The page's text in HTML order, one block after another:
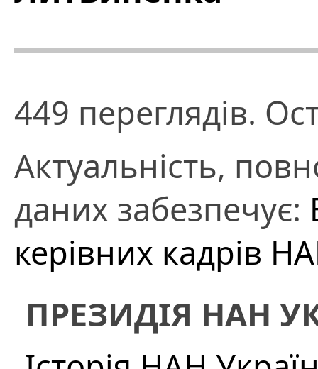
449 переглядів.
Актуальність,
даних забезпечує:
керівних кадрів
ПРЕЗИДІЯ НАН